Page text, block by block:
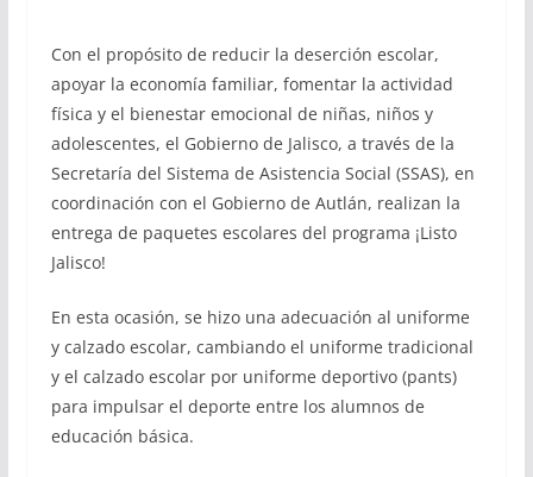
Con el propósito de reducir la deserción escolar,
apoyar la economía familiar, fomentar la actividad
física y el bienestar emocional de niñas, niños y
adolescentes, el Gobierno de Jalisco, a través de la
Secretaría del Sistema de Asistencia Social (SSAS), en
coordinación con el Gobierno de Autlán, realizan la
entrega de paquetes escolares del programa ¡Listo
Jalisco!
En esta ocasión, se hizo una adecuación al uniforme
y calzado escolar, cambiando el uniforme tradicional
y el calzado escolar por uniforme deportivo (pants)
para impulsar el deporte entre los alumnos de
educación básica.